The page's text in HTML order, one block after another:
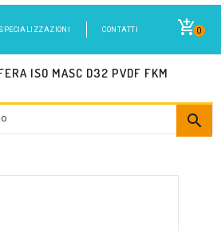
0
SPECIALIZZAZIONI CONTATTI
ISO MASC D32 PVDF FKM
